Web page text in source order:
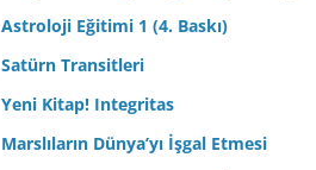
Astroloji Eğitimi 1 (4. Baskı)
Satürn Transitleri
Yeni Kitap! Integritas
Marslıların Dünya’yı İşgal Etmesi